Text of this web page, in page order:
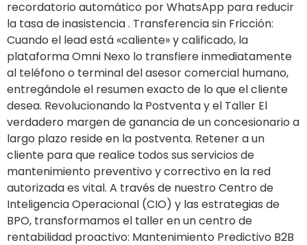
recordatorio automático por WhatsApp para reducir
la tasa de inasistencia . Transferencia sin Fricción:
Cuando el lead está «caliente» y calificado, la
plataforma Omni Nexo lo transfiere inmediatamente
al teléfono o terminal del asesor comercial humano,
entregándole el resumen exacto de lo que el cliente
desea. Revolucionando la Postventa y el Taller El
verdadero margen de ganancia de un concesionario a
largo plazo reside en la postventa. Retener a un
cliente para que realice todos sus servicios de
mantenimiento preventivo y correctivo en la red
autorizada es vital. A través de nuestro Centro de
Inteligencia Operacional (CIO) y las estrategias de
BPO, transformamos el taller en un centro de
rentabilidad proactivo: Mantenimiento Predictivo B2B